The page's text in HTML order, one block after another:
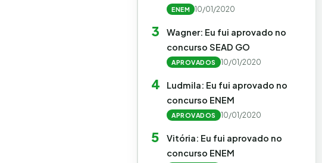
ENEM 10/01/2020
3
Wagner: Eu fui aprovado no
concurso SEAD GO
APROVADOS 10/01/2020
4
Ludmila: Eu fui aprovado no
concurso ENEM
APROVADOS 10/01/2020
5
Vitória: Eu fui aprovado no
concurso ENEM